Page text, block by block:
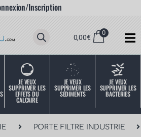
Inscription
0,00€
0
JE VEUX
SUPPRIMER LES
EFFETS DU
CALCAIRE
JE VEUX
SUPPRIMER LES
SÉDIMENTS
JE VEUX
SUPPRIMER LES
BACTÉRIES
PORTE FILTRE INDUSTRIE